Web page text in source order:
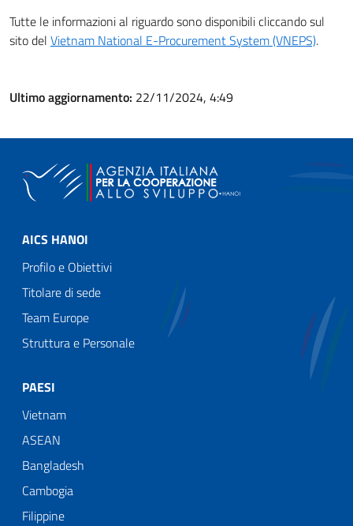
Tutte le informazioni al riguardo sono disponibili cliccando sul
sito del Vietnam National E-Procurement System (VNEPS).
Ultimo aggiornamento: 22/11/2024, 4:49
AICS HANOI
Profilo e Obiettivi
Titolare di sede
Team Europe
Struttura e Personale
PAESI
Vietnam
ASEAN
Bangladesh
Cambogia
Filippine